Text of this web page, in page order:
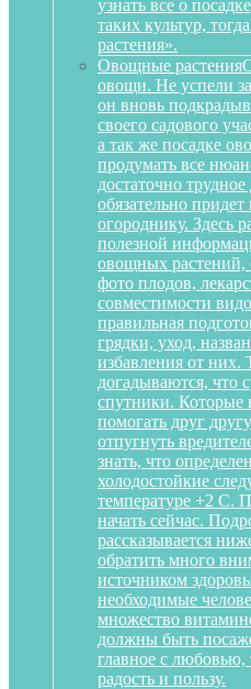
узнать все о
таких культур,
растения».
Овощные растения
овощи. Не успели
он вновь
своего садового
а так же посадке
продумать все
достаточно
обязательно
огороднику. Здесь
полезной
овощных растений,
фото плодов,
совместимости
правильная
грядки, уход,
избавления от них.
догадываются, что
спутники. Которые
помогать друг
отпугнуть
знать, что
холодостойкие
температуре +2 С.
начать сейчас.
рассказывается
обратить много
источником
необходимые
множество
должны быть
главное с любовью,
радость и пользу.